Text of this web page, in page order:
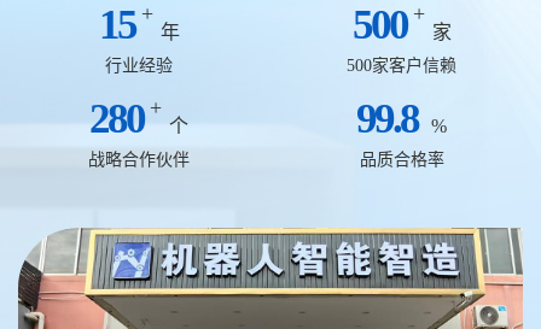
15 +
年
行业经验
500 +
家
500家客户信赖
280 +
个
战略合作伙伴
99.8 %
品质合格率